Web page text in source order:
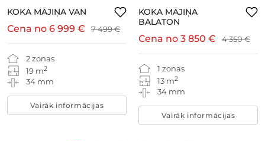
KOKA MĀJIŅA VAN
2 zonas
19 m2
34 mm
Cena no 6 999 € 7 499 €
Vairāk informācijas
KOKA MĀJIŅA
BALATON
1 zonas
13 m2
34 mm
Cena no 3 850 € 4 350 €
Vairāk informācijas